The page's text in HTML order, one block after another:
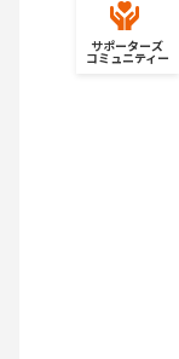
サポーターズ
コミュニティー